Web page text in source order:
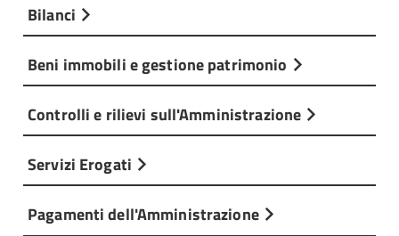
Bilanci
Beni immobili e gestione patrimonio
Controlli e rilievi sull'Amministrazione
Servizi Erogati
Pagamenti dell'Amministrazione